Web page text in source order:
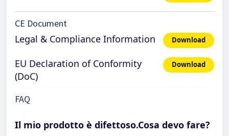
CE Document
Legal & Compliance Information Download
EU Declaration of Conformity
(DoC)
Download
FAQ
Il mio prodotto è difettoso.Cosa devo fare?